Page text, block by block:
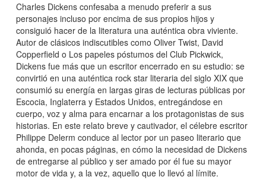
Charles Dickens confesaba a menudo preferir a sus
personajes incluso por encima de sus propios hijos y
consiguió hacer de la literatura una auténtica obra viviente.
Autor de clásicos indiscutibles como Oliver Twist, David
Copperfield o Los papeles póstumos del Club Pickwick,
Dickens fue más que un escritor encerrado en su estudio: se
convirtió en una auténtica rock star literaria del siglo XIX que
consumió su energía en largas giras de lecturas públicas por
Escocia, Inglaterra y Estados Unidos, entregándose en
cuerpo, voz y alma para encarnar a los protagonistas de sus
historias. En este relato breve y cautivador, el célebre escritor
Philippe Delerm conduce al lector por un paseo literario que
ahonda, en pocas páginas, en cómo la necesidad de Dickens
de entregarse al público y ser amado por él fue su mayor
motor de vida y, a la vez, aquello que lo llevó al límite.